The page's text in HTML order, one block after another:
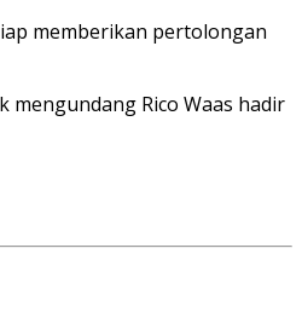
memberikan pertolongan
mengundang Rico Waas hadir